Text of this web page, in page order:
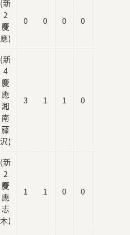
(新
2
慶
應)
0 0 0 0
(新
4
慶
應
湘
南
藤
沢)
3 1 1 0
(新
2
慶
應
志
木)
1 1 0 0